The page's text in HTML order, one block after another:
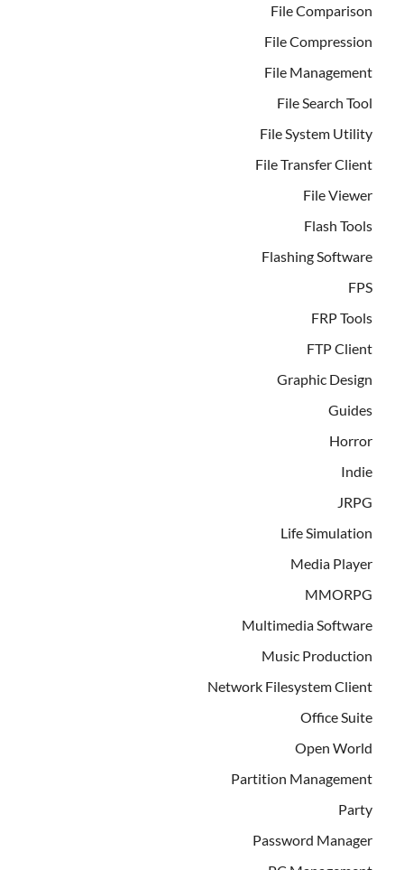
File Comparison
File Compression
File Management
File Search Tool
File System Utility
File Transfer Client
File Viewer
Flash Tools
Flashing Software
FPS
FRP Tools
FTP Client
Graphic Design
Guides
Horror
Indie
JRPG
Life Simulation
Media Player
MMORPG
Multimedia Software
Music Production
Network Filesystem Client
Office Suite
Open World
Partition Management
Party
Password Manager